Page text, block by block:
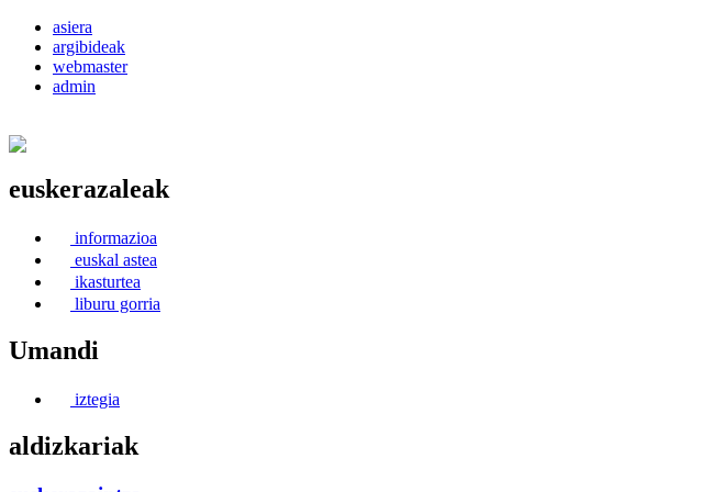
asiera
argibideak
webmaster
admin
euskerazaleak
informazioa
euskal astea
ikasturtea
liburu gorria
Umandi
iztegia
aldizkariak